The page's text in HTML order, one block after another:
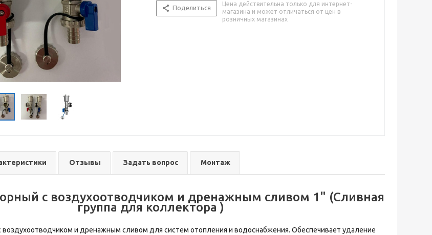
Поделиться
Цена действительна только для интернет-
магазина и может отличаться от цен в
розничных магазинах
Отзывы Задать вопрос Монтаж
с воздухоотводчиком и дренажным сливом 1" (Сливная
группа для коллектора )
и дренажным сливом для систем отопления и водоснабжения. Обеспечивает удаление